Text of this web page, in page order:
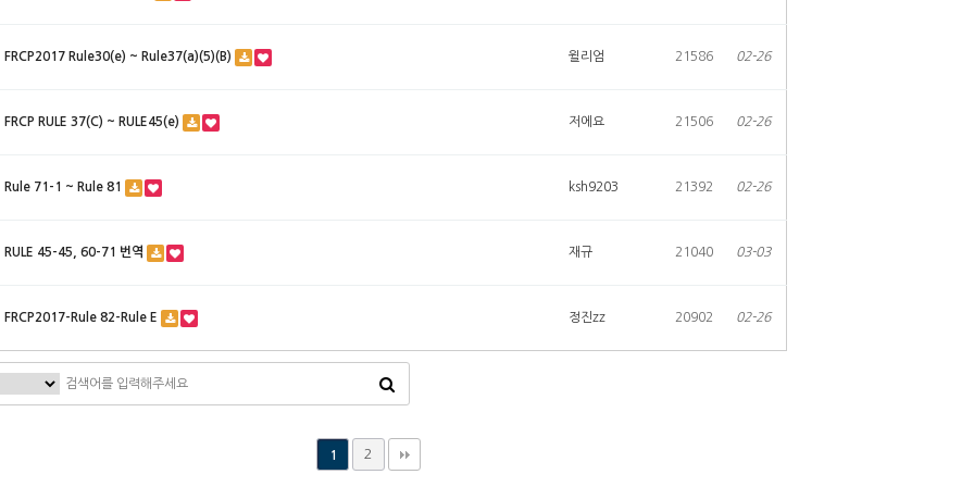
FRCP2017 Rule30(e) ~ Rule37(a)(5)(B) 윌리엄 21586 02-26
FRCP RULE 37(C) ~ RULE45(e) 저에요 21506 02-26
Rule 71-1 ~ Rule 81 ksh9203 21392 02-26
RULE 45-45, 60-71 번역 재규 21040 03-03
FRCP2017-Rule 82-Rule E 정진zz 20902 02-26
1 2